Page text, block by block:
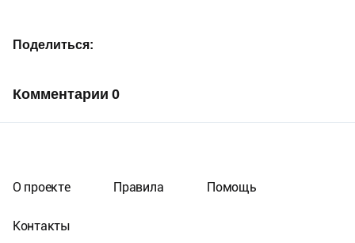
Поделиться
Комментарии 0
О проекте Правила Помощь
Контакты